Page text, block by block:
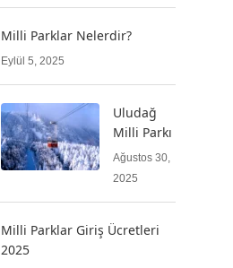
Milli Parklar Nelerdir?
Eylül 5, 2025
Uludağ
Milli Parkı
Ağustos 30,
2025
Milli Parklar Giriş Ücretleri
2025